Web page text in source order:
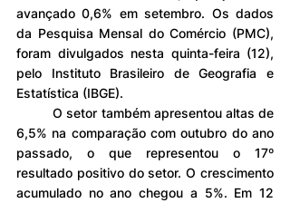
avançado 0,6% em setembro. Os dados
da Pesquisa Mensal do Comércio (PMC),
foram divulgados nesta quinta-feira (12),
pelo Instituto Brasileiro de Geografia e
Estatística (IBGE).
	O setor também apresentou altas de
6,5% na comparação com outubro do ano
passado, o que representou o 17º
resultado positivo do setor. O crescimento
acumulado no ano chegou a 5%. Em 12